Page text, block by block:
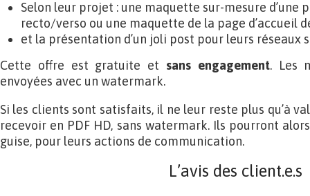
Selon leur projet : une maquette sur-mesure d’une
recto/verso ou une maquette de la page d’accueil
et la présentation d’un joli post pour leurs réseaux
Cette offre est gratuite et sans engagement. Les
envoyées avec un watermark.
Si les clients sont satisfaits, il ne leur reste plus qu’à
recevoir en PDF HD, sans watermark. Ils pourront
guise, pour leurs actions de communication.
L’avis des client.e.s